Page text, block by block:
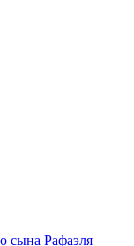
сына Рафаэля